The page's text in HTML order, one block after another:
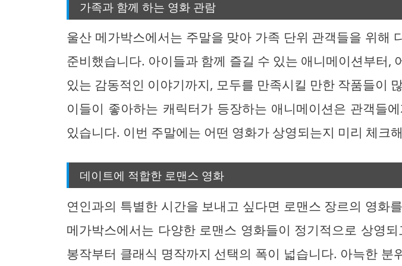
가족과 함께 하는 영화 관람
울산 메가박스에서는 주말을 맞아 가족 단위 관객들을 위해
준비했습니다. 아이들과 함께 즐길 수 있는 애니메이션부터,
있는 감동적인 이야기까지, 모두를 만족시킬 만한 작품들이
이들이 좋아하는 캐릭터가 등장하는 애니메이션은 관객들
있습니다. 이번 주말에는 어떤 영화가 상영되는지 미리 체크
데이트에 적합한 로맨스 영화
연인과의 특별한 시간을 보내고 싶다면 로맨스 장르의 영화
메가박스에서는 다양한 로맨스 영화들이 정기적으로 상영
봉작부터 클래식 명작까지 선택의 폭이 넓습니다. 아늑한 분